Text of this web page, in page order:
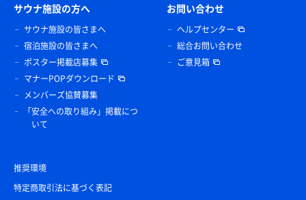
サウナ施設の方へ
サウナ施設の皆さまへ
宿泊施設の皆さまへ
ポスター掲載店募集
マナーPOPダウンロード
メンバーズ協賛募集
「安全への取り組み」掲載につ
いて
お問い合わせ
ヘルプセンター
総合お問い合わせ
ご意見箱
推奨環境
特定商取引法に基づく表記